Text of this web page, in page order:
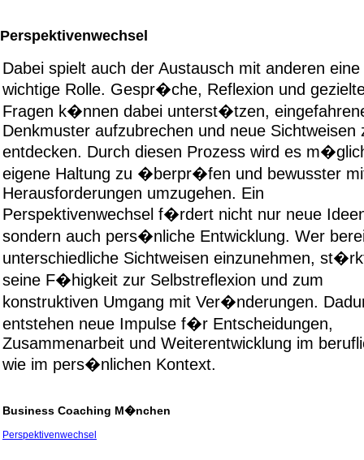
Perspektivenwechsel
Dabei spielt auch der Austausch mit anderen eine
wichtige Rolle. Gespr�che, Reflexion und
Fragen k�nnen dabei unterst�tzen,
Denkmuster aufzubrechen und neue Sichtweisen
entdecken. Durch diesen Prozess wird es
eigene Haltung zu �berpr�fen und bewusster
Herausforderungen umzugehen. Ein
Perspektivenwechsel f�rdert nicht nur neue
sondern auch pers�nliche Entwicklung. Wer
unterschiedliche Sichtweisen einzunehmen,
seine F�higkeit zur Selbstreflexion und zum
konstruktiven Umgang mit Ver�nderungen.
entstehen neue Impulse f�r Entscheidungen,
Zusammenarbeit und Weiterentwicklung im
wie im pers�nlichen Kontext.
Business Coaching M�nchen
Perspektivenwechsel